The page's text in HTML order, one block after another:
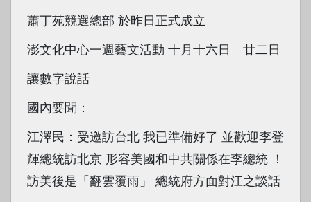
蕭丁苑競選總部 於昨日正式成立
澎文化中心一週藝文活動 十月十六日―廿二日
讓數字說話
國內要聞：
江澤民：受邀訪台北 我已準備好了 並歡迎李登
輝總統訪北京 形容美國和中共關係在李總統 ！
訪美後是「翻雲覆雨」 總統府方面對江之談話